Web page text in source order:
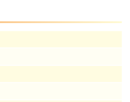
の診療内容
まざまな講座・クラス
での出産を希望される方へ